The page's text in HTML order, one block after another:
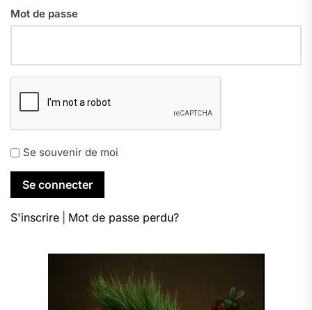
Mot de passe
Se souvenir de moi
S'inscrire Mot de passe perdu?